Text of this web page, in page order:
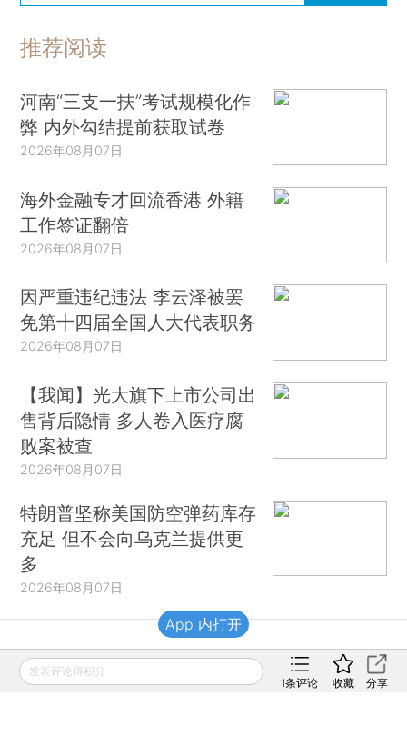
推荐阅读
河南“三支一扶”考试规模化作
弊 内外勾结提前获取试卷
2026年08月07日
海外金融专才回流香港 外籍
工作签证翻倍
2026年08月07日
因严重违纪违法 李云泽被罢
免第十四届全国人大代表职务
2026年08月07日
【我闻】光大旗下上市公司出
售背后隐情 多人卷入医疗腐
败案被查
2026年08月07日
特朗普坚称美国防空弹药库存
充足 但不会向乌克兰提供更
多
2026年08月07日
财新移动
发表评论得积分
1条评论 收藏 分享
App 内打开